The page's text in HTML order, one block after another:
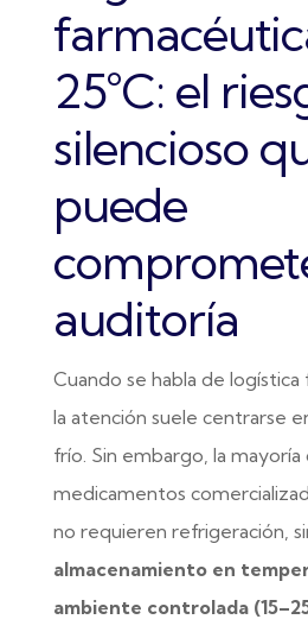
25°C: el
silencioso
puede
auditoría
Cuando se habla de
la atención suele centrarse
frío. Sin embargo, la mayoría
medicamentos
no requieren refrigeración,
almacenamiento en
ambiente controlada